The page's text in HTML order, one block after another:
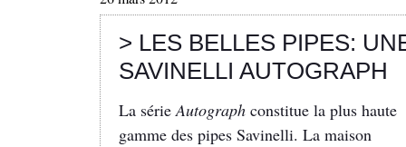
> LES BELLES PIPES:
SAVINELLI AUTOGRAPH
La sérieAutograph constitue la plus haute
gamme des pipes Savinelli. La maison